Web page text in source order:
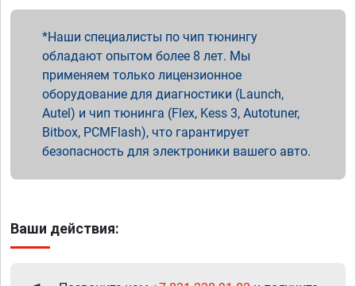
Наши специалисты по чип тюнингу
обладают опытом более 8 лет. Мы
применяем только лицензионное
оборудование для диагностики (Launch,
Autel) и чип тюнинга (Flex, Kess 3, Autotuner,
Bitbox, PCMFlash), что гарантирует
безопасность для электроники вашего авто.
Ваши действия: